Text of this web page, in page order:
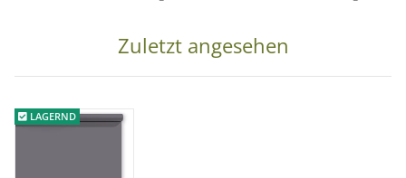
Zuletzt angesehen
LAGERND